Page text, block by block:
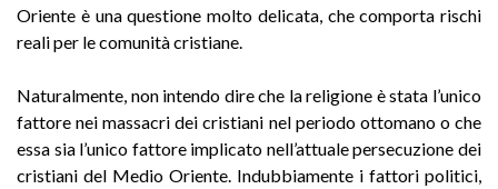
Oriente è una questione molto delicata, che comporta rischi
reali per le comunità cristiane.
Naturalmente, non intendo dire che la religione è stata l’unico
fattore nei massacri dei cristiani nel periodo ottomano o che
essa sia l’unico fattore implicato nell’attuale persecuzione dei
cristiani del Medio Oriente. Indubbiamente i fattori politici,